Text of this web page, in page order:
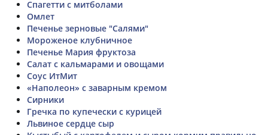
Спагетти с митболами
Омлет
Печенье зерновые "Салями"
Мороженое клубничное
Печенье Мария фруктоза
Салат с кальмарами и овощами
Соус ИтМит
«Наполеон» с заварным кремом
Сирники
Гречка по купечески с курицей
Львиное сердце сыр